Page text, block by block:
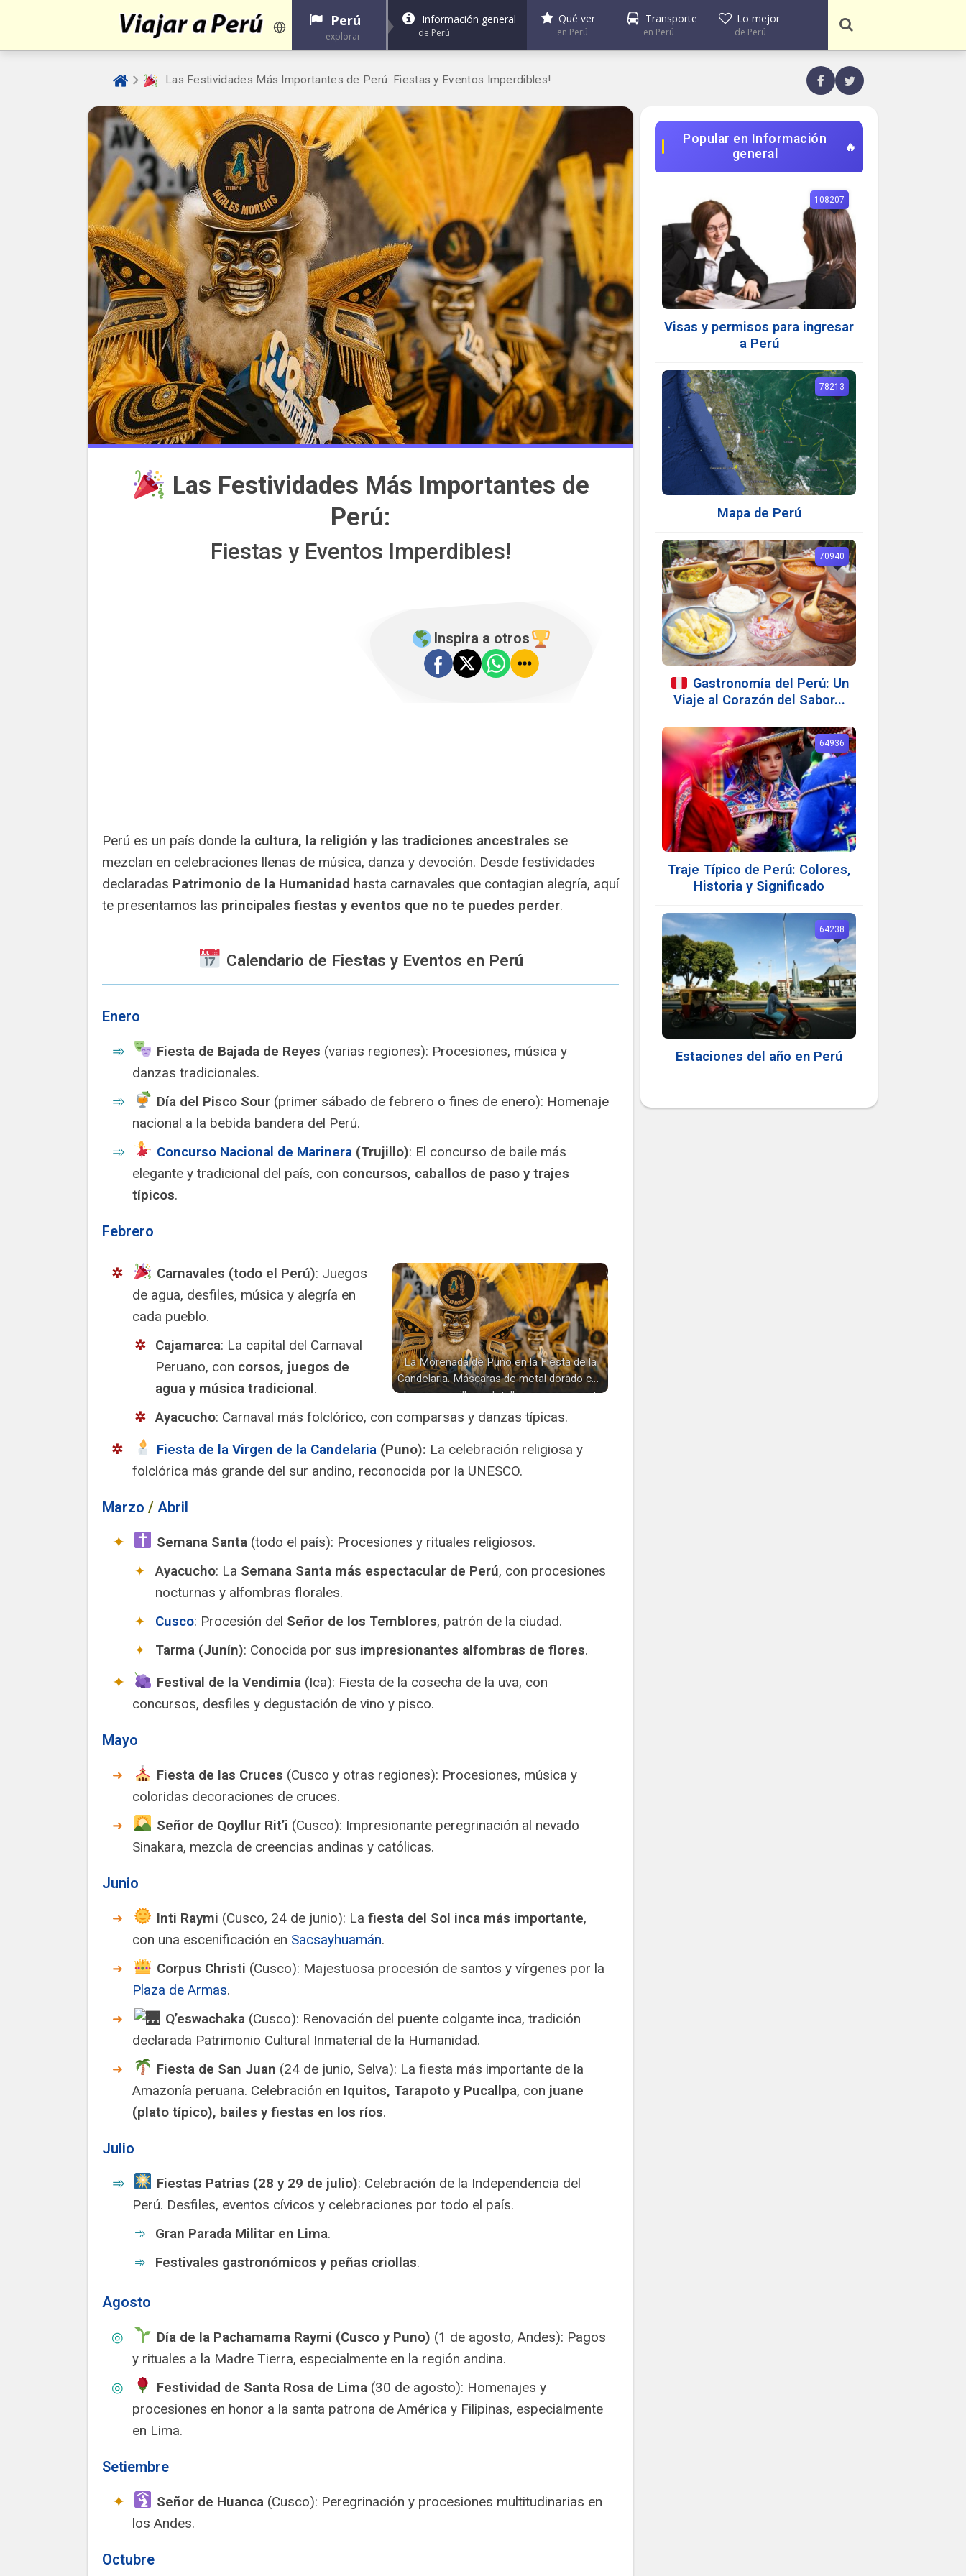
Perú
explorar
Información general
de Perú
Qué ver
en Perú
Transporte
en Perú
Lo mejor
de Perú
Las Festividades Más Importantes de Perú: Fiestas y Eventos Imperdibles!
Las Festividades Más Importantes de
Perú:
Fiestas y Eventos Imperdibles!
Inspira a otros
Perú es un país donde la cultura, la religión y las tradiciones ancestrales se
mezclan en celebraciones llenas de música, danza y devoción. Desde festividades
declaradas Patrimonio de la Humanidad hasta carnavales que contagian alegría, aquí
te presentamos las principales fiestas y eventos que no te puedes perder.
Calendario de Fiestas y Eventos en Perú
Enero
Fiesta de Bajada de Reyes (varias regiones): Procesiones, música y
danzas tradicionales.
Día del Pisco Sour(primer sábado de febrero o fines de enero): Homenaje
nacional a la bebida bandera del Perú.
Concurso Nacional de Marinera(Trujillo): El concurso de baile más
elegante y tradicional del país, con concursos, caballos de paso y trajes
típicos.
Febrero
La Morenada de Puno en la Fiesta de la
Candelaria. Máscaras de metal dorado con
plumas amarillas y detalles en negro, parte
de un traje ceremonial.
Carnavales (todo el Perú): Juegos
de agua, desfiles, música y alegría en
cada pueblo.
Cajamarca: La capital del Carnaval
Peruano, con corsos, juegos de
agua y música tradicional.
Ayacucho: Carnaval más folclórico, con comparsas y danzas típicas.
Fiesta de la Virgen de la Candelaria(Puno): La celebración religiosa y
folclórica más grande del sur andino, reconocida por la UNESCO.
Marzo / Abril
️ Semana Santa(todo el país): Procesiones y rituales religiosos.
Ayacucho: La Semana Santa más espectacular de Perú, con procesiones
nocturnas y alfombras florales.
Cusco: Procesión del Señor de los Temblores, patrón de la ciudad.
Tarma (Junín): Conocida por sus impresionantes alfombras de flores.
Festival de la Vendimia(Ica): Fiesta de la cosecha de la uva, con
concursos, desfiles y degustación de vino y pisco.
Mayo
Fiesta de las Cruces (Cusco y otras regiones): Procesiones, música y
coloridas decoraciones de cruces.
Señor de Qoyllur Rit’i (Cusco): Impresionante peregrinación al nevado
Sinakara, mezcla de creencias andinas y católicas.
Junio
Inti Raymi (Cusco, 24 de junio): La fiesta del Sol inca más importante,
con una escenificación en Sacsayhuamán.
Corpus Christi (Cusco): Majestuosa procesión de santos y vírgenes por la
Plaza de Armas.
Q’eswachaka (Cusco): Renovación del puente colgante inca, tradición
declarada Patrimonio Cultural Inmaterial de la Humanidad.
Fiesta de San Juan (24 de junio, Selva): La fiesta más importante de la
Amazonía peruana. Celebración en Iquitos, Tarapoto y Pucallpa, con juane
(plato típico), bailes y fiestas en los ríos.
Julio
Fiestas Patrias (28 y 29 de julio): Celebración de la Independencia del
Perú. Desfiles, eventos cívicos y celebraciones por todo el país.
Gran Parada Militar en Lima.
Festivales gastronómicos y peñas criollas.
Agosto
Día de la Pachamama Raymi (Cusco y Puno) (1 de agosto, Andes): Pagos
y rituales a la Madre Tierra, especialmente en la región andina.
Festividad de Santa Rosa de Lima(30 de agosto): Homenajes y
procesiones en honor a la santa patrona de América y Filipinas, especialmente
en Lima.
Setiembre
Señor de Huanca(Cusco): Peregrinación y procesiones multitudinarias en
los Andes.
Octubre
Popular en Información
general
Visas y permisos para ingresar
a Perú
108207
Mapa de Perú
78213
Gastronomía del Perú: Un
Viaje al Corazón del Sabor...
70940
Traje Típico de Perú: Colores,
Historia y Significado
64936
Estaciones del año en Perú
64238